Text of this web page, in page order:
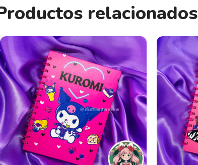
relacionados